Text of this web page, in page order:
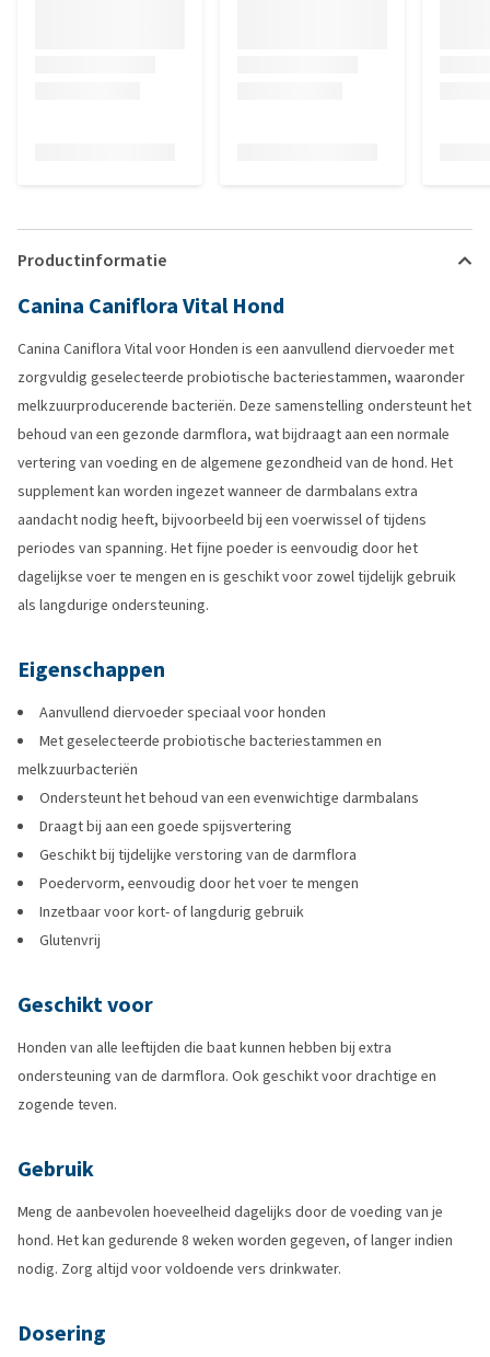
Productinformatie
Canina Caniflora Vital Hond
Canina Caniflora Vital voor Honden is een aanvullend diervoeder met
zorgvuldig geselecteerde probiotische bacteriestammen, waaronder
melkzuurproducerende bacteriën. Deze samenstelling ondersteunt het
behoud van een gezonde darmflora, wat bijdraagt aan een normale
vertering van voeding en de algemene gezondheid van de hond. Het
supplement kan worden ingezet wanneer de darmbalans extra
aandacht nodig heeft, bijvoorbeeld bij een voerwissel of tijdens
periodes van spanning. Het fijne poeder is eenvoudig door het
dagelijkse voer te mengen en is geschikt voor zowel tijdelijk gebruik
als langdurige ondersteuning.
Eigenschappen
Aanvullend diervoeder speciaal voor honden
Met geselecteerde probiotische bacteriestammen en
melkzuurbacteriën
Ondersteunt het behoud van een evenwichtige darmbalans
Draagt bij aan een goede spijsvertering
Geschikt bij tijdelijke verstoring van de darmflora
Poedervorm, eenvoudig door het voer te mengen
Inzetbaar voor kort- of langdurig gebruik
Glutenvrij
Geschikt voor
Honden van alle leeftijden die baat kunnen hebben bij extra
ondersteuning van de darmflora. Ook geschikt voor drachtige en
zogende teven.
Gebruik
Meng de aanbevolen hoeveelheid dagelijks door de voeding van je
hond. Het kan gedurende 8 weken worden gegeven, of langer indien
nodig. Zorg altijd voor voldoende vers drinkwater.
Dosering